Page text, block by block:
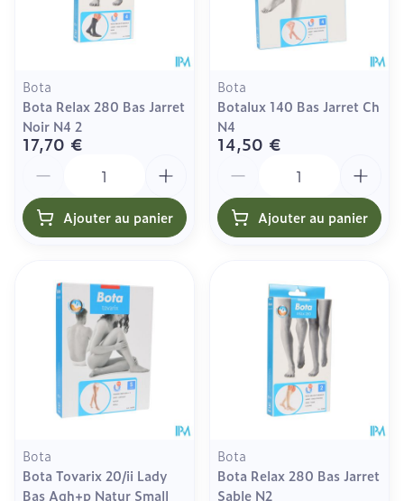
Bota
Bota Relax 280 Bas Jarret
Noir N4 2
17,70 €
Ajouter au panier
Bota
Botalux 140 Bas Jarret Ch
N4
14,50 €
Ajouter au panier
Bota
Bota Tovarix 20/ii Lady
Bas Agh+p Natur Small
Bota
Bota Relax 280 Bas Jarret
Sable N2